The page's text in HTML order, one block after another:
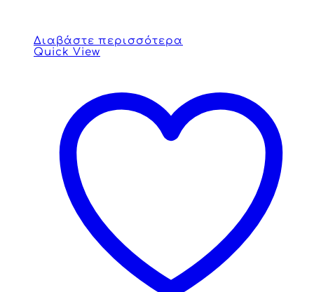
Διαβάστε περισσότερα
Quick View